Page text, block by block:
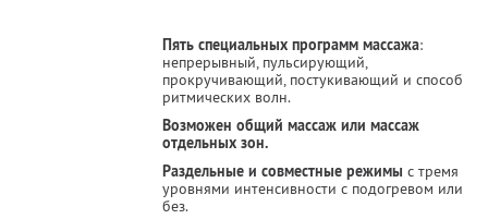
Пять специальных программ массажа:
непрерывный, пульсирующий,
прокручивающий, постукивающий и способ
ритмических волн.
Возможен общий массаж или массаж
отдельных зон.
Раздельные и совместные режимы с тремя
уровнями интенсивности с подогревом или
без.